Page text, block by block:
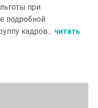
при
подробной
кадров... читать